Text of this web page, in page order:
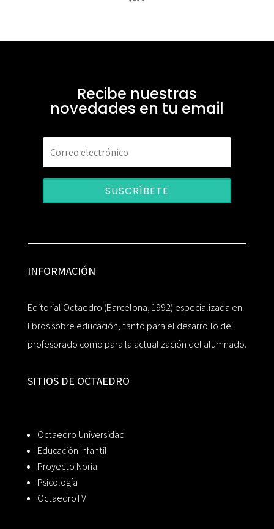
Recibe nuestras
novedades en tu email
SUSCRÍBETE
INFORMACIÓN
Editorial Octaedro (Barcelona, 1992) especializada en
libros sobre educación, tanto para el desarrollo del
profesorado como para la actualización del alumnado.
SITIOS DE OCTAEDRO
Octaedro Universidad
Educación Infantil
Proyecto Noria
Psicología
OctaedroTV